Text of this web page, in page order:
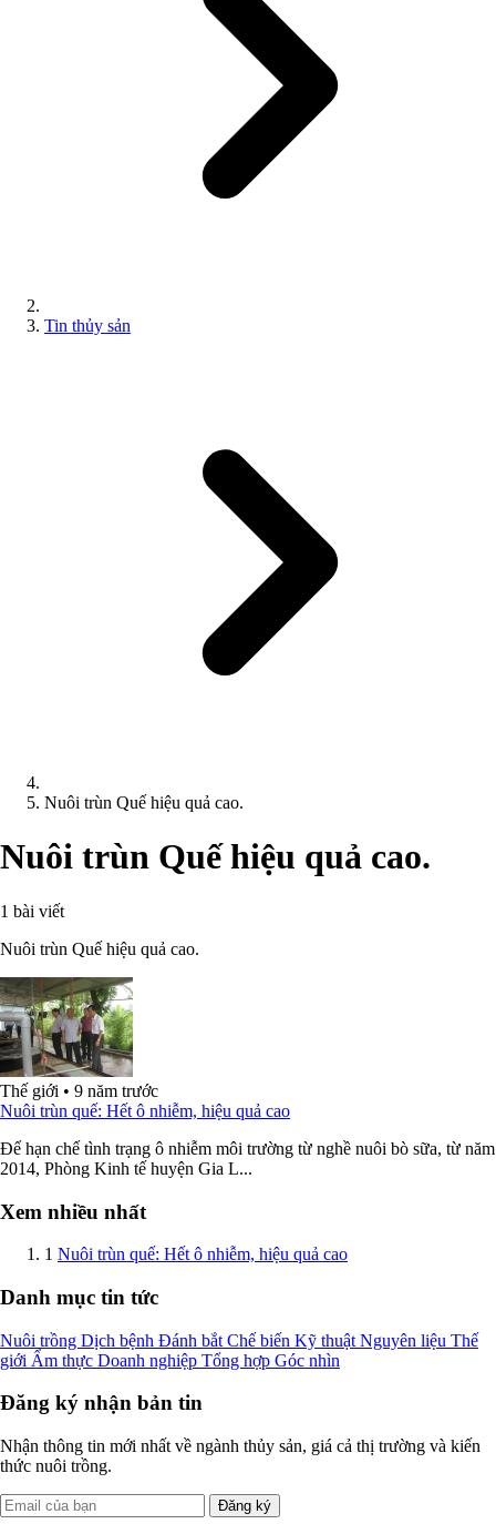
Tin thủy sản
Nuôi trùn Quế hiệu quả cao.
Nuôi trùn Quế hiệu quả cao.
1 bài viết
Nuôi trùn Quế hiệu quả cao.
Thế giới • 9 năm trước
Nuôi trùn quế: Hết ô nhiễm, hiệu quả cao
Để hạn chế tình trạng ô nhiễm môi trường từ nghề nuôi bò sữa, từ năm
2014, Phòng Kinh tế huyện Gia L...
Xem nhiều nhất
1 Nuôi trùn quế: Hết ô nhiễm, hiệu quả cao
Danh mục tin tức
Nuôi trồng Dịch bệnh Đánh bắt Chế biến Kỹ thuật Nguyên liệu Thế
giới Ẩm thực Doanh nghiệp Tổng hợp Góc nhìn
Đăng ký nhận bản tin
Nhận thông tin mới nhất về ngành thủy sản, giá cả thị trường và kiến
thức nuôi trồng.
Đăng ký